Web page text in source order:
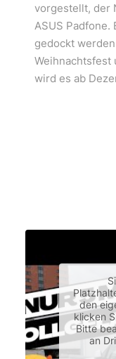
vorgestellt, der
ASUS
gedockt
Weihnachtsfest
wird es ab
den
klicken
Bitte
an